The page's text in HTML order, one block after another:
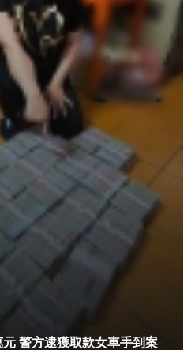
醫師險被騙二千二百萬元 警方逮獲取款女車手到案